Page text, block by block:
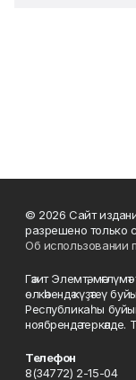
© 2026 Сайт
разрешено только
Об использовании
Гәзит Элемтә,
өлкәһендә күҙәтеү
Республикаһы
ноябрендә
Телефон
8(34772) 2-15-04